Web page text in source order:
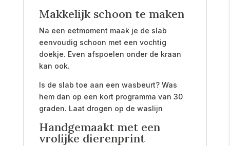
Makkelijk schoon te maken
Na een eetmoment maak je de slab
eenvoudig schoon met een vochtig
doekje. Even afspoelen onder de kraan
kan ook.
Is de slab toe aan een wasbeurt? Was
hem dan op een kort programma van 30
graden. Laat drogen op de waslijn
Handgemaakt met een
vrolijke dierenprint